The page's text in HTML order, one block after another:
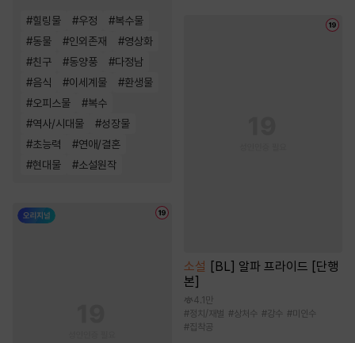
#힐링물 #우정 #복수물
#동물 #인외존재 #영상화
#친구 #동양풍 #다정남
#음식 #이세계물 #환생물
#오피스물 #복수
#역사/시대물 #성장물
#초능력 #연애/결혼
#현대물 #소설원작
소설
[BL] 알파 프라이드 [단행
본]
4.1만
#정치/재벌 #상처수 #강수 #미인수
#집착공